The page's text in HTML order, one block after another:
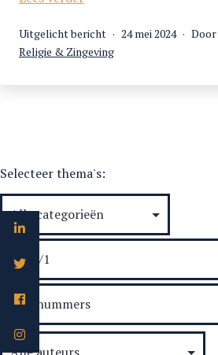
kijkje
in
Uitgelicht bericht
Gepubliceerd
24 mei 2024 Door
Gecategoriseerd
Religie & Zingeving
Selecteer thema's: